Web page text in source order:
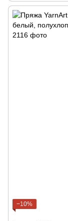
−10%